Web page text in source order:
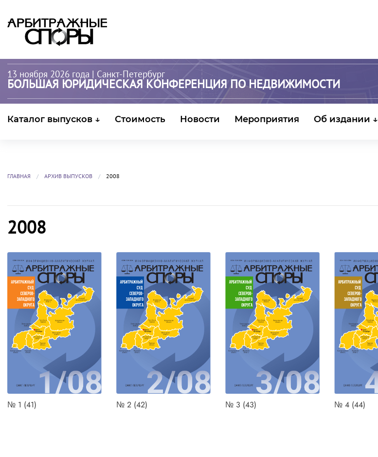
13 ноября 2026 года | Санкт-Петербург
БОЛЬШАЯ ЮРИДИЧЕСКАЯ КОНФЕРЕНЦИЯ ПО НЕДВИЖИМОСТИ
Каталог выпусков ↓ Стоимость Новости Мероприятия Об издании ↓
ГЛАВНАЯ АРХИВ ВЫПУСКОВ 2008
2008
№ 1 (41) № 2 (42) № 3 (43) № 4 (44)